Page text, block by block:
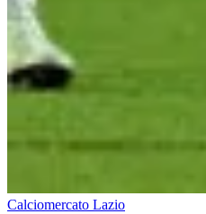
Calciomercato Lazio